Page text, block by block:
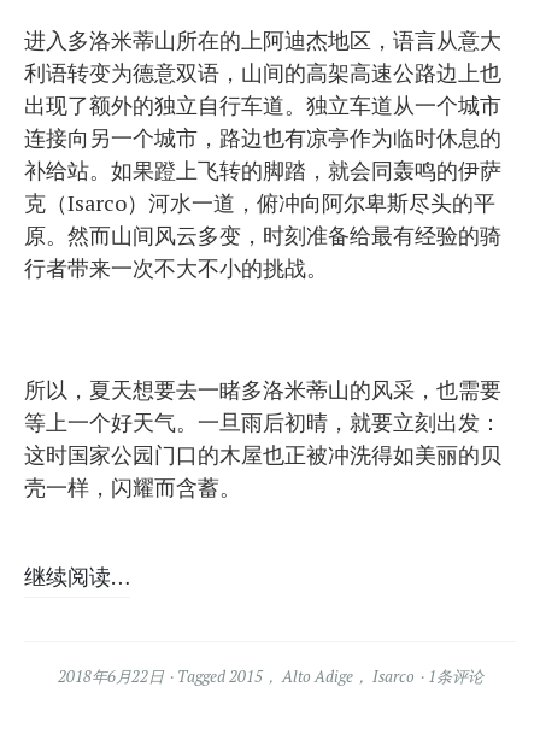
进入多洛米蒂山所在的上阿迪杰地区，语言从意大
利语转变为德意双语，山间的高架高速公路边上也
出现了额外的独立自行车道。独立车道从一个城市
连接向另一个城市，路边也有凉亭作为临时休息的
补给站。如果蹬上飞转的脚踏，就会同轰鸣的伊萨
克（Isarco）河水一道，俯冲向阿尔卑斯尽头的平
原。然而山间风云多变，时刻准备给最有经验的骑
行者带来一次不大不小的挑战。
所以，夏天想要去一睹多洛米蒂山的风采，也需要
等上一个好天气。一旦雨后初晴，就要立刻出发：
这时国家公园门口的木屋也正被冲洗得如美丽的贝
壳一样，闪耀而含蓄。
继续阅读…
2018年6月22日 Tagged2015，Alto Adige， Isarco 1条评论